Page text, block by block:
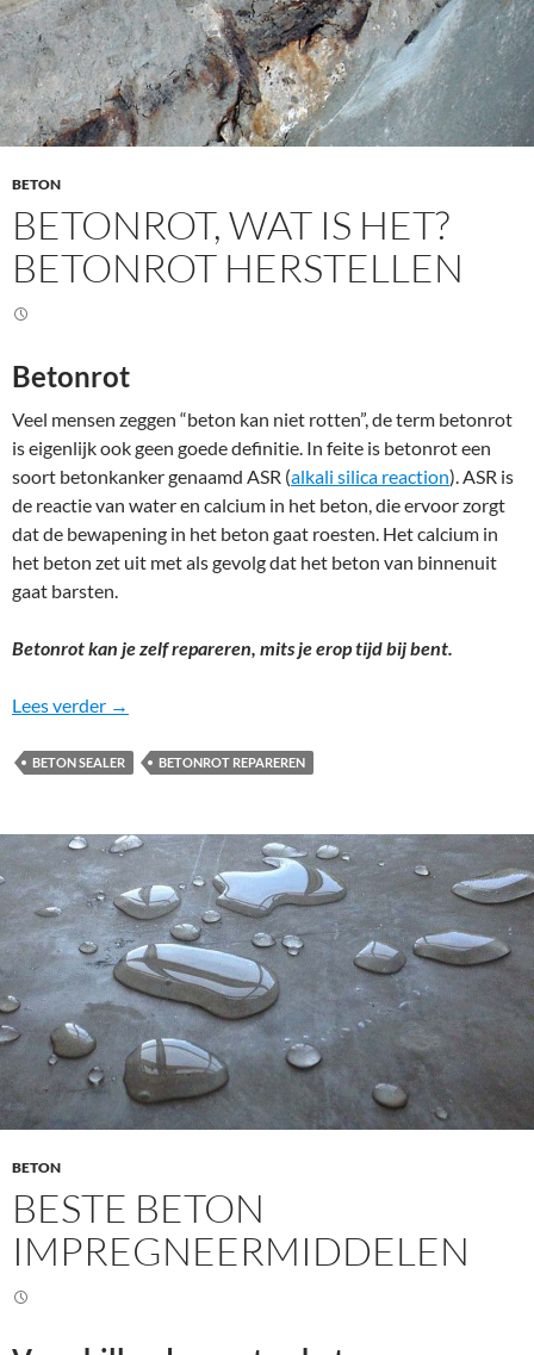
BETON
BETONROT, WAT IS HET?
BETONROT HERSTELLEN
Betonrot
Veel mensen zeggen “beton kan niet rotten”, de term betonrot
is eigenlijk ook geen goede definitie. In feite is betonrot een
soort betonkanker genaamd ASR (alkali silica reaction). ASR is
de reactie van water en calcium in het beton, die ervoor zorgt
dat de bewapening in het beton gaat roesten. Het calcium in
het beton zet uit met als gevolg dat het beton van binnenuit
gaat barsten.
Betonrot kan je zelf repareren, mits je erop tijd bij bent.
Lees verder Betonrot, wat is het? Betonrot herstellen
→
BETON SEALER BETONROT REPAREREN
BETON
BESTE BETON
IMPREGNEERMIDDELEN